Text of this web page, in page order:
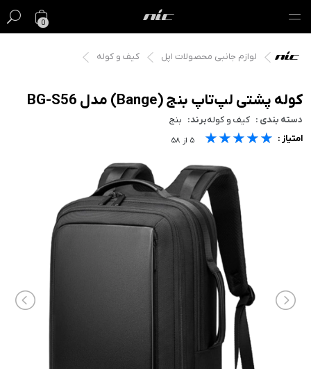
0
گیفت کارت
فروش ویژه
مک
آیپد
ایرپاد
اپل واچ
لوازم جانبی
صدا و تصویر
قیمت روز
لوازم جانبی محصولات اپل کیف و کوله
کوله پشتی لپ‌تاپ بنج (Bange) مدل BG-S56
دسته بندی : کیف و کولهبرند: بنج
امتیاز : ★★★★★
★★★★★
★★★★★ ۵ از ۵۸